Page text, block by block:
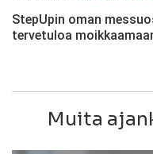
StepUpin oman
tervetuloa
Muita